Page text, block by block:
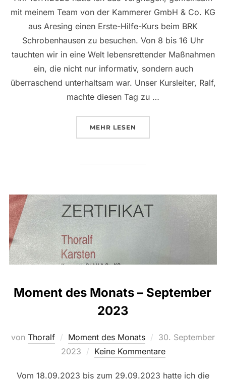
mit meinem Team von der Kammerer GmbH & Co. KG
aus Aresing einen Erste-Hilfe-Kurs beim BRK
Schrobenhausen zu besuchen. Von 8 bis 16 Uhr
tauchten wir in eine Welt lebensrettender Maßnahmen
ein, die nicht nur informativ, sondern auch
überraschend unterhaltsam war. Unser Kursleiter, Ralf,
machte diesen Tag zu …
MEHR ÜBER „MOMENT DES MONATS
LESEN
Moment des Monats – September
2023
von Thoralf Moment des Monats
Veröffentlicht
am
30. September
2023
Keine Kommentare
Vom 18.09.2023 bis zum 29.09.2023 hatte ich die